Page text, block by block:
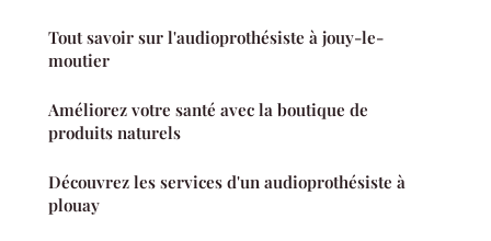
Tout savoir sur l'audioprothésiste à jouy-le-
moutier
Améliorez votre santé avec la boutique de
produits naturels
Découvrez les services d'un audioprothésiste à
plouay